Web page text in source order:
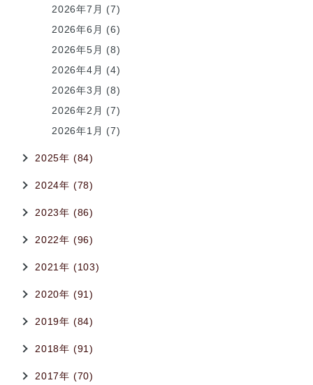
2026年7月 (7)
2026年6月 (6)
2026年5月 (8)
2026年4月 (4)
2026年3月 (8)
2026年2月 (7)
2026年1月 (7)
2025年 (84)
2024年 (78)
2023年 (86)
2022年 (96)
2021年 (103)
2020年 (91)
2019年 (84)
2018年 (91)
2017年 (70)